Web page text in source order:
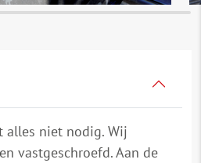
alles niet nodig. Wij
vastgeschroefd. Aan de